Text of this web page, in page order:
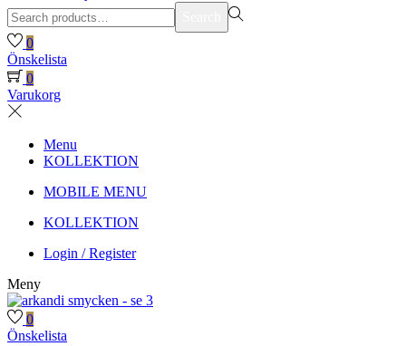
Search
for:>
0
Önskelista
0
Varukorg
Menu
KOLLEKTION
MOBILE MENU
KOLLEKTION
Login / Register
Meny
0
Önskelista